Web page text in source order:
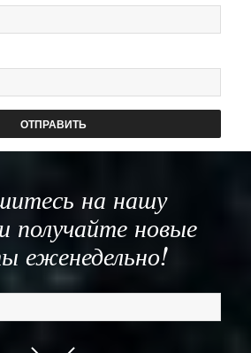
на нашу
получайте новые
еженедельно!